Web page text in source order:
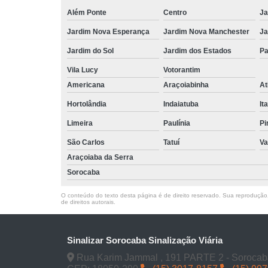
Além Ponte Centro
Jardim Nova Esperança Jardim Nova Manchester
Jardim do Sol Jardim dos Estados
Vila Lucy
Votorantim
Americana
Araçoiabinha
Hortolândia Indaiatuba
Limeira Paulínia
São Carlos Tatuí
Araçoiaba da Serra
Sorocaba
O conteúdo do texto desta página é de direito reservado. Sua
de direitos autorais
Sinalizar Sorocaba Sinalização Viária
Rua Karim Jammal , 191 PARTE 2 -